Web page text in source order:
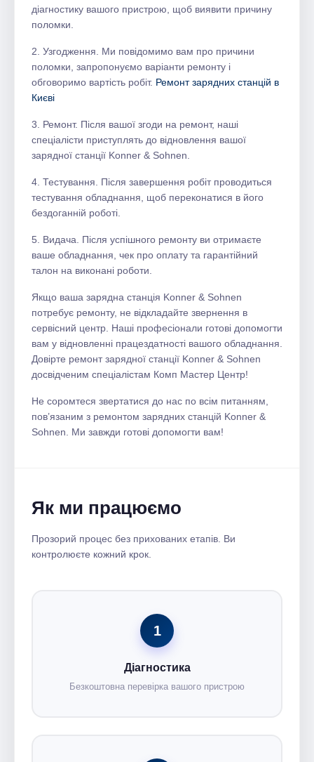
діагностику вашого пристрою, щоб виявити причину
поломки.
2. Узгодження. Ми повідомимо вам про причини
поломки, запропонуємо варіанти ремонту і
обговоримо вартість робіт. Ремонт зарядних станцій в
Києві
3. Ремонт. Після вашої згоди на ремонт, наші
спеціалісти приступлять до відновлення вашої
зарядної станції Konner & Sohnen.
4. Тестування. Після завершення робіт проводиться
тестування обладнання, щоб переконатися в його
бездоганній роботі.
5. Видача. Після успішного ремонту ви отримаєте
ваше обладнання, чек про оплату та гарантійний
талон на виконані роботи.
Якщо ваша зарядна станція Konner & Sohnen
потребує ремонту, не відкладайте звернення в
сервісний центр. Наші професіонали готові допомогти
вам у відновленні працездатності вашого обладнання.
Довірте ремонт зарядної станції Konner & Sohnen
досвідченим спеціалістам Комп Мастер Центр!
Не соромтеся звертатися до нас по всім питанням,
пов’язаним з ремонтом зарядних станцій Konner &
Sohnen. Ми завжди готові допомогти вам!
Як ми працюємо
Прозорий процес без прихованих етапів. Ви
контролюєте кожний крок.
1
Діагностика
Безкоштовна перевірка вашого пристрою